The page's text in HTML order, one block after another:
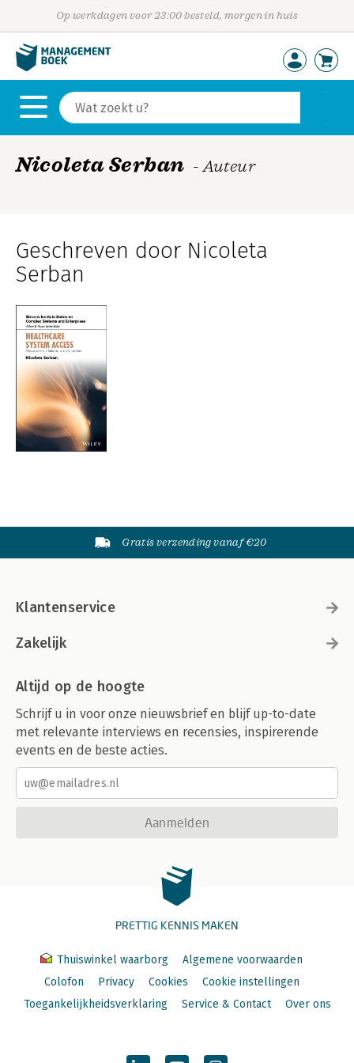
Op werkdagen voor 23:00 besteld, morgen in huis
Nicoleta Serban - Auteur
Geschreven door Nicoleta
Serban
Gratis verzending vanaf €20
Klantenservice
Zakelijk
Altijd op de hoogte
Schrijf u in voor onze nieuwsbrief en blijf up-to-date
met relevante interviews en recensies, inspirerende
events en de beste acties.
Aanmelden
PRETTIG KENNIS MAKEN
Thuiswinkel waarborg
Algemene voorwaarden
Colofon
Privacy Cookies
Cookie instellingen
Toegankelijkheidsverklaring
Service & Contact Over ons